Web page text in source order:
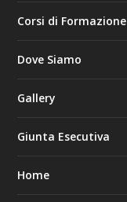
Corsi di Formazione
Dove Siamo
Gallery
Giunta Esecutiva
Home